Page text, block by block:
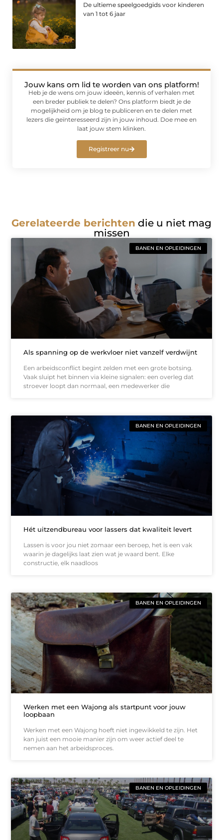
De ultieme speelgoedgids voor kinderen
van 1 tot 6 jaar
Jouw kans om lid te worden van ons platform!
Heb je de wens om jouw ideeën, kennis of verhalen met
een breder publiek te delen? Ons platform biedt je de
mogelijkheid om je blog te publiceren en te delen met
lezers die geïnteresseerd zijn in jouw inhoud. Doe mee en
laat jouw stem klinken.
Registreer nu
Gerelateerde berichten die u niet mag
missen
BANEN EN OPLEIDINGEN
Als spanning op de werkvloer niet vanzelf verdwijnt
Een arbeidsconflict begint zelden met een grote botsing.
Vaak sluipt het binnen via kleine signalen: een overleg dat
stroever loopt dan normaal, een medewerker die
BANEN EN OPLEIDINGEN
Hét uitzendbureau voor lassers dat kwaliteit levert
Lassen is voor jou niet zomaar een beroep, het is een vak
waarin je dagelijks laat zien wat je waard bent. Elke
constructie, elk naadloos
BANEN EN OPLEIDINGEN
Werken met een Wajong als startpunt voor jouw
loopbaan
Werken met een Wajong hoeft niet ingewikkeld te zijn. Het
kan juist een mooie manier zijn om weer actief deel te
nemen aan het arbeidsproces.
BANEN EN OPLEIDINGEN